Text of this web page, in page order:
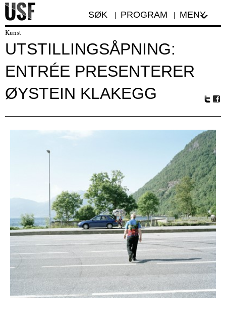
SØK PROGRAM MENY
Kunst
UTSTILLINGSÅPNING:
ENTRÉE PRESENTERER
ØYSTEIN KLAKEGG
r
oo
k